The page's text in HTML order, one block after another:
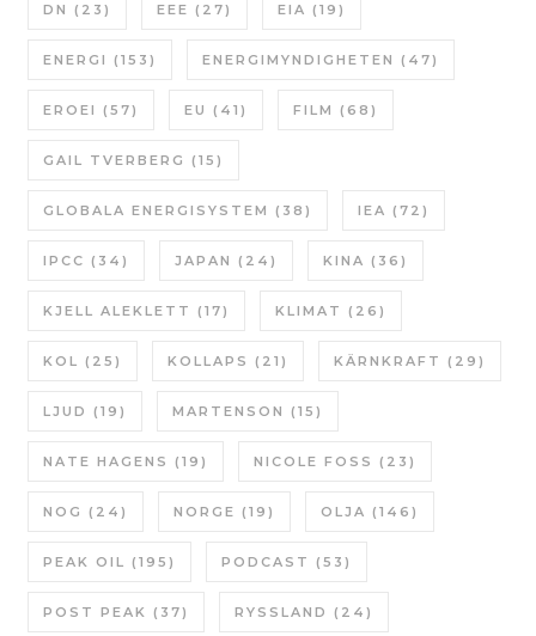
DN (23) EEE (27) EIA (19)
ENERGI (153) ENERGIMYNDIGHETEN (47)
EROEI (57) EU (41) FILM (68)
GAIL TVERBERG (15)
GLOBALA ENERGISYSTEM (38) IEA (72)
IPCC (34) JAPAN (24) KINA (36)
KJELL ALEKLETT (17) KLIMAT (26)
KOL (25) KOLLAPS (21) KÄRNKRAFT (29)
LJUD (19) MARTENSON (15)
NATE HAGENS (19) NICOLE FOSS (23)
NOG (24) NORGE (19) OLJA (146)
PEAK OIL (195) PODCAST (53)
POST PEAK (37) RYSSLAND (24)